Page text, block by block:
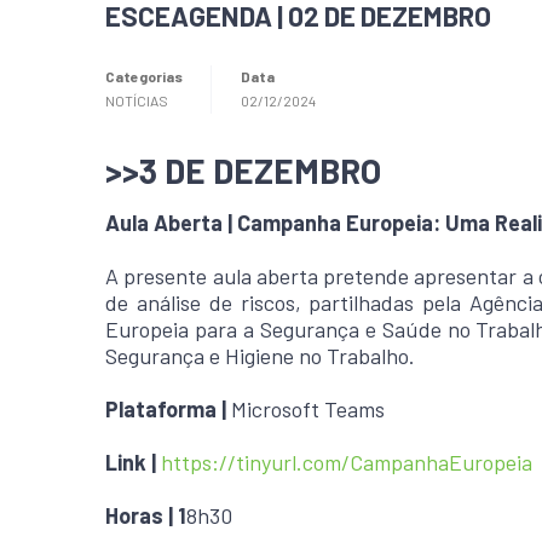
ESCEAGENDA | 02 DE DEZEMBRO
Categorias
NOTÍCIAS
Data
02/12/2024
>>3 DE DEZEMBRO
Aula Aberta | Campanha Europeia: Uma
A presente aula aberta pretende apresentar a
de análise de riscos, partilhadas pela
Europeia para a Segurança e Saúde no
Segurança e Higiene no Trabalho.
Plataforma | Microsoft Teams
Link | https://tinyurl.com/CampanhaEuropeia
Horas | 18h30